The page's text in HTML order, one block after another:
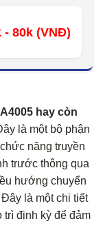
- 80k (VNĐ)
hay còn
là một bộ phận
năng truyền
trước thông qua
hướng chuyển
là một chi tiết
trì định kỳ để đảm